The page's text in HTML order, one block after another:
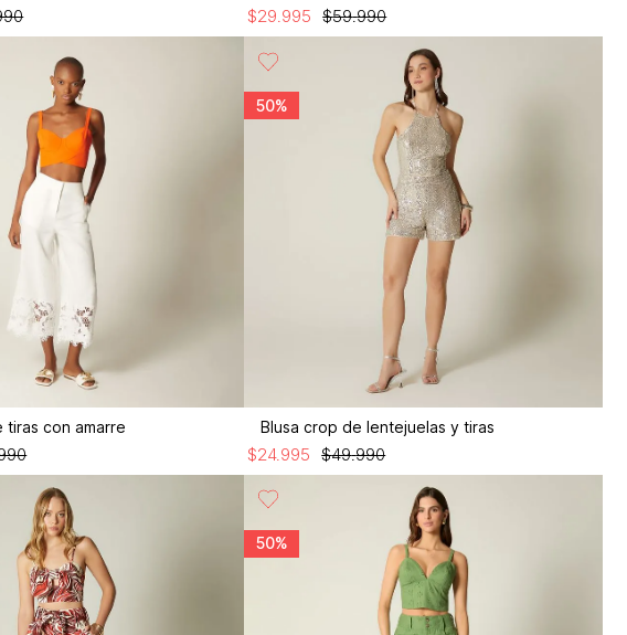
$59.990
$29.995
tiras con amarre
50%
Blusa crop de lentejuelas y tiras
$49.990
$24.995
50%